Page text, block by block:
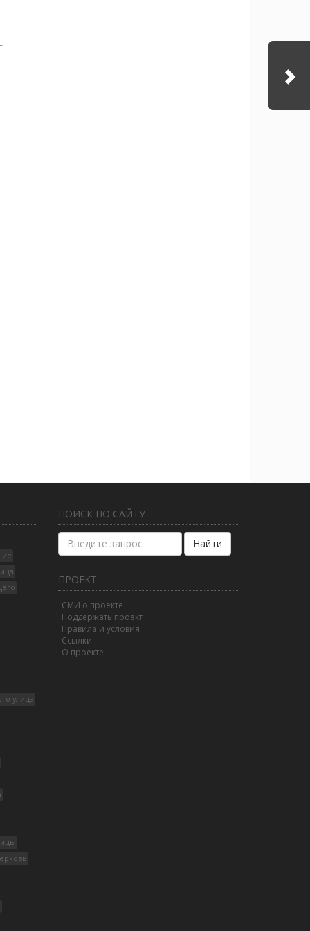
улица
ПОИСК ПО САЙТУ
Найти
ПРОЕКТ
СМИ о проекте
Поддержать проект
Правила и условия
Ссылки
О проекте